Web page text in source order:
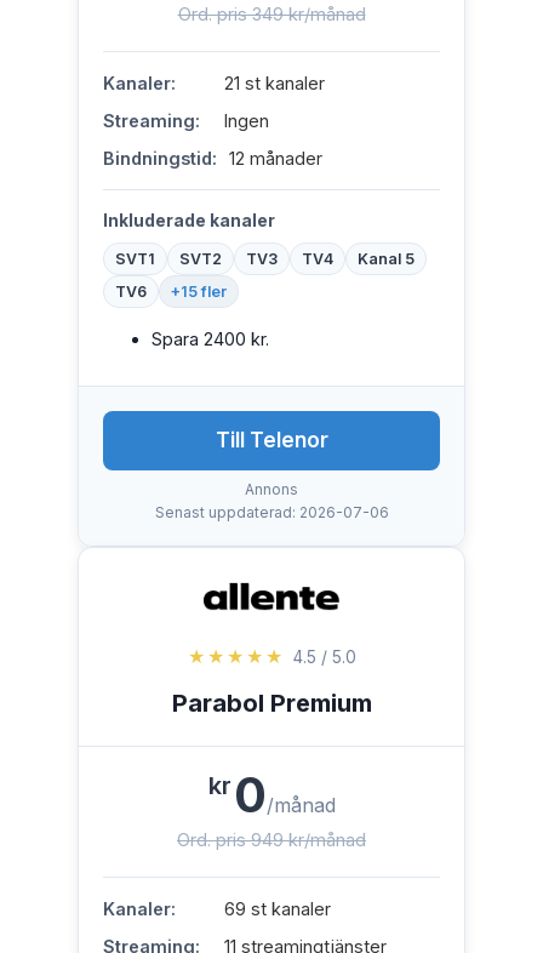
Ord. pris 349 kr/månad
Kanaler:
21 st kanaler
Streaming:
Ingen
Bindningstid:
12 månader
Inkluderade kanaler
SVT1 SVT2 TV3 TV4
Kanal 5
TV6
+15 fler
Spara 2400 kr.
Till Telenor
Annons
Senast uppdaterad: 2026-07-06
★★★★★ 4.5 / 5.0
Parabol Premium
kr 0/månad
Ord. pris 949 kr/månad
Kanaler:
69 st kanaler
Streaming:
11 streamingtjänster